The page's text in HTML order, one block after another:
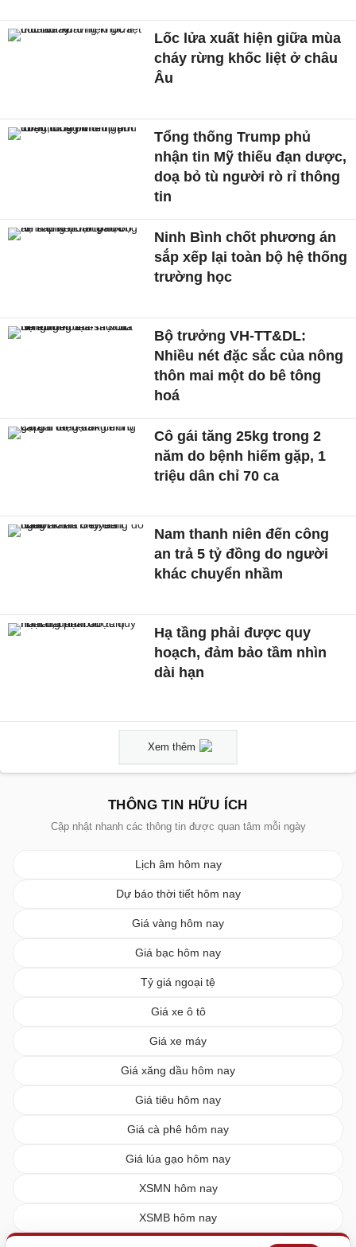
Lốc lửa xuất hiện giữa mùa
cháy rừng khốc liệt ở châu
Âu
Tổng thống Trump phủ
nhận tin Mỹ thiếu đạn dược,
doạ bỏ tù người rò rỉ thông
tin
Ninh Bình chốt phương án
sắp xếp lại toàn bộ hệ thống
trường học
Bộ trưởng VH-TT&DL:
Nhiều nét đặc sắc của nông
thôn mai một do bê tông
hoá
Cô gái tăng 25kg trong 2
năm do bệnh hiếm gặp, 1
triệu dân chỉ 70 ca
Nam thanh niên đến công
an trả 5 tỷ đồng do người
khác chuyển nhầm
Hạ tầng phải được quy
hoạch, đảm bảo tầm nhìn
dài hạn
Xem thêm
THÔNG TIN HỮU ÍCH
Cập nhật nhanh các thông tin được quan tâm mỗi ngày
Lịch âm hôm nay
Dự báo thời tiết hôm nay
Giá vàng hôm nay
Giá bạc hôm nay
Tỷ giá ngoại tệ
Giá xe ô tô
Giá xe máy
Giá xăng dầu hôm nay
Giá tiêu hôm nay
Giá cà phê hôm nay
Giá lúa gạo hôm nay
XSMN hôm nay
XSMB hôm nay